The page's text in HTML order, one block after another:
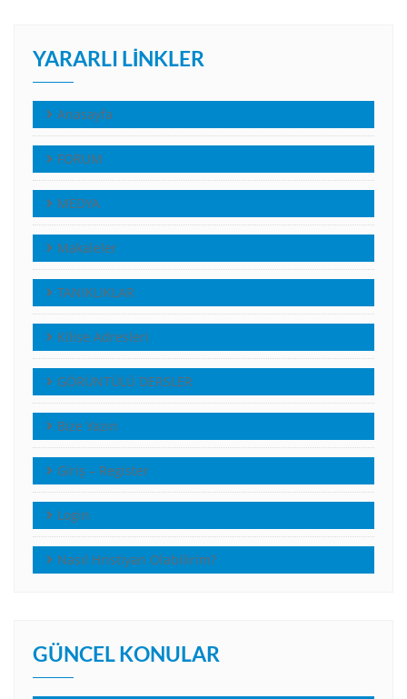
YARARLI LINKLER
Anasayfa
FORUM
MEDYA
Makaleler
TANIKLIKLAR
Kilise Adresleri
GÖRÜNTÜLÜ DERSLER
Bize Yazın
Giriş – Register
Login
Nasıl Hristiyan Olabilirim?
GÜNCEL KONULAR